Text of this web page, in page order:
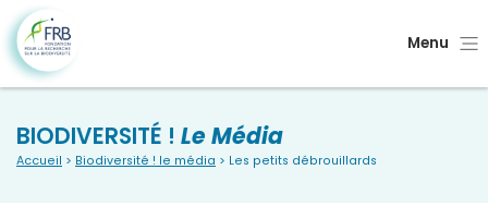
Menu
BIODIVERSITÉ ! Le Média
Accueil > Biodiversité ! le média > Les petits débrouillards